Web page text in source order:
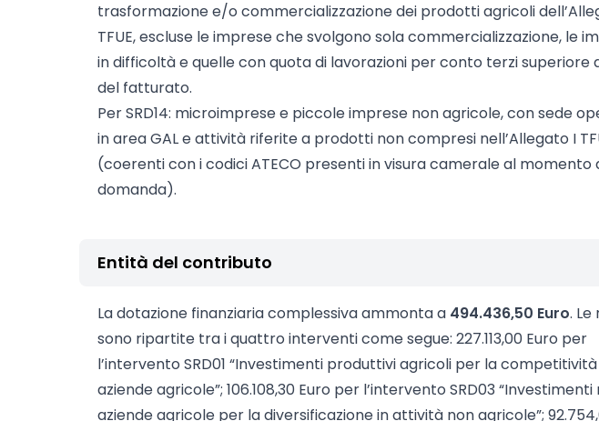
trasformazione e/o commercializzazione dei prodotti agricoli
TFUE, escluse le imprese che svolgono sola commercializzazione, le
in difficoltà e quelle con quota di lavorazioni per conto terzi superiore
del fatturato.
Per SRD14: microimprese e piccole imprese non agricole, con sede
in area GAL e attività riferite a prodotti non compresi nell’Allegato I
(coerenti con i codici ATECO presenti in visura camerale al momento
domanda).
Entità del contributo
La dotazione finanziaria complessiva ammonta a 494.436,50 Euro. Le
sono ripartite tra i quattro interventi come segue: 227.113,00 Euro per
l’intervento SRD01 “Investimenti produttivi agricoli per la
aziende agricole”; 106.108,30 Euro per l’intervento SRD03 “Investimenti
aziende agricole per la diversificazione in attività non agricole”;